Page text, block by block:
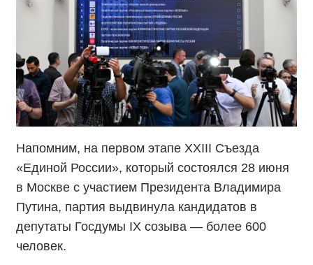
Напомним, на первом этапе XXIII Съезда
«Единой России», который состоялся 28 июня
в Москве с участием Президента Владимира
Путина, партия выдвинула кандидатов в
депутаты Госдумы IX созыва — более 600
человек.